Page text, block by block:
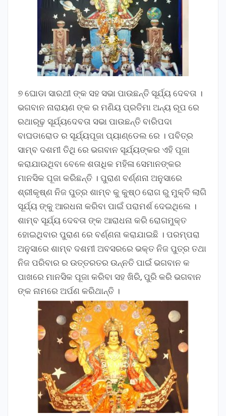
୭ ଘୋଡା ସାରଥୀ ଙ୍କ ସହ ସଭା ପାଉଛନ୍ତି ସୂର୍ଯ୍ୟ ଦେବତା ।
ଭଗବାନ ନାରାୟଣ ଙ୍କ ର ମଣିୟ ପ୍ରତିମା ଅନ୍ୟ ରୂପ ରେ
ରଥାରୂଢ଼ ସୂର୍ଯ୍ୟଦେବତା ସଭା ପାଉଛନ୍ତି ବାରିପଦା
ବାଘଡାରୋଡ ର ସୂର୍ଯ୍ୟପୂଜା ପ୍ୟାଣ୍ଡେଲ ରେ । ପବିତ୍ର
ସାମ୍ବ ଦଶମୀ ତିଥି ରେ ଭଗବାନ ସୂର୍ଯ୍ୟଙ୍କର ଏହି ପୂଜା
କରାଯାଉଥିବା ବେଳେ ଶତାଧିକ ମହିଳା ସେମାନଙ୍କର
ମାନସିକ ପୂଜା କରିଛନ୍ତି । ପୁରାଣ ବର୍ଣ୍ଣନା ଅନୁସାରେ
ଶ୍ରୀକୃଷ୍ଣ ନିଜ ପୁତ୍ର ଶାମ୍ବ କୁ କୁଷ୍ଠ ରୋଗ ରୁ ମୁକ୍ତି ଲାଗି
ସୂର୍ଯ୍ୟ ଙ୍କୁ ଆରଧନା କରିବା ପାଇଁ ପରାମର୍ଶ ଦେଇଥିଲେ ।
ଶାମ୍ବ ସୂର୍ଯ୍ୟ ଦେବତା ଙ୍କ ଆରାଧନା କରି ରୋଗମୁକ୍ତ
ହୋଇଥିବାର ପୁରାଣ ରେ ବର୍ଣ୍ଣନା କରାଯାଇଛି । ପରମ୍ପରା
ଅନୁସାରେ ଶାମ୍ବ ଦଶମୀ ଅବସରରେ ଭକ୍ତ ନିଜ ପୁତ୍ର ତଥା
ନିଜ ପରିବାର ର ଉତ୍ତରତର ଉନ୍ନତି ପାଇଁ ଭଗବାନ କ
ପାଖରେ ମାନସିକ ପୂଜା କରିବା ସହ ଖିରି, ପୁରି କରି ଭଗବାନ
ଙ୍କ ନାମରେ ଅର୍ପଣ କରିଥାନ୍ତି ।